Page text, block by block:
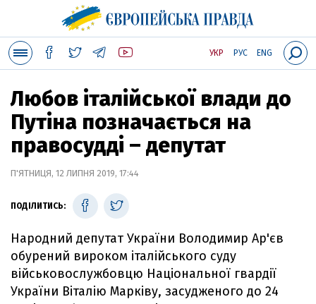
УКР РУС ENG
Любов італійської влади до
Путіна позначається на
правосудді – депутат
П'ЯТНИЦЯ, 12 ЛИПНЯ 2019, 17:44
ПОДІЛИТИСЬ:
Народний депутат України Володимир Ар'єв
обурений вироком італійського суду
військовослужбовцю Національної гвардії
України Віталію Марківу, засудженого до 24